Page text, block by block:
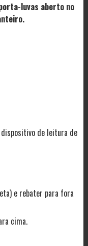
luvas aberto no
de leitura de
e rebater para fora
cima.